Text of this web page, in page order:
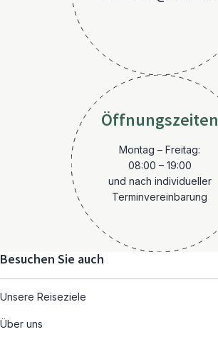
Öffnungszeiten
Montag – Freitag:
08:00 – 19:00
und nach individueller
Terminvereinbarung
Besuchen Sie auch
Unsere Reiseziele
Über uns